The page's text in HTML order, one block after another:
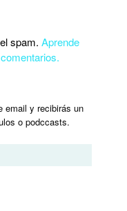
spam. Aprende
email y recibirás un
o podccasts.